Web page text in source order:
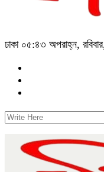
ঢাকা ০৫:৪৩ অপরাহ্ন,